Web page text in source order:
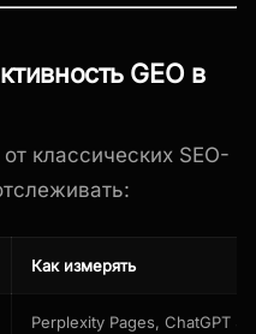
GEO в
классических SEO-
Как измерять
Perplexity Pages, ChatGPT